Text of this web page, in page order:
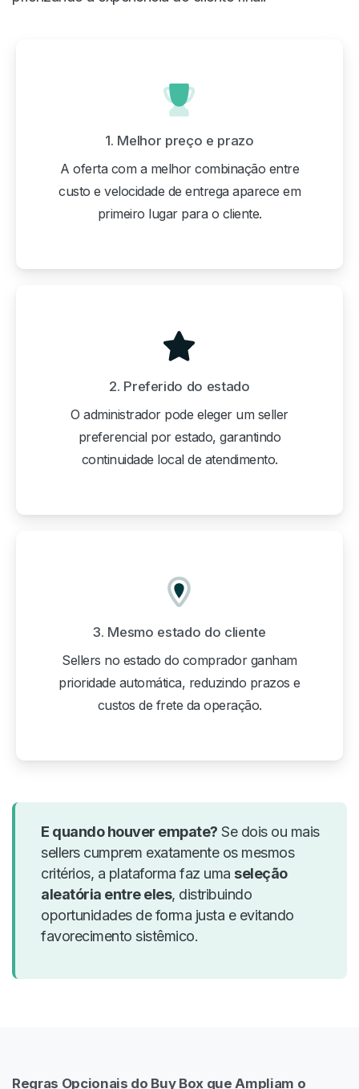
1. Melhor preço e prazo
A oferta com a melhor combinação entre
custo e velocidade de entrega aparece em
primeiro lugar para o cliente.
2. Preferido do estado
O administrador pode eleger um seller
preferencial por estado, garantindo
continuidade local de atendimento.
3. Mesmo estado do cliente
Sellers no estado do comprador ganham
prioridade automática, reduzindo prazos e
custos de frete da operação.
E quando houver empate? Se dois ou mais
sellers cumprem exatamente os mesmos
critérios, a plataforma faz uma seleção
aleatória entre eles, distribuindo
oportunidades de forma justa e evitando
favorecimento sistêmico.
Regras Opcionais do Buy Box que Ampliam o